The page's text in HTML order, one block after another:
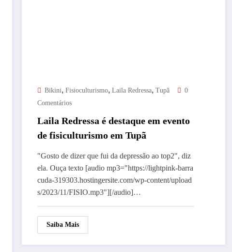
Bikini, Fisioculturismo, Laila Redressa, Tupã
0
Comentários
Laila Redressa é destaque em evento
de fisiculturismo em Tupã
"Gosto de dizer que fui da depressão ao top2", diz
ela. Ouça texto [audio mp3="https://lightpink-barra
cuda-319303.hostingersite.com/wp-content/upload
s/2023/11/FISIO.mp3"][/audio]…
Saiba Mais